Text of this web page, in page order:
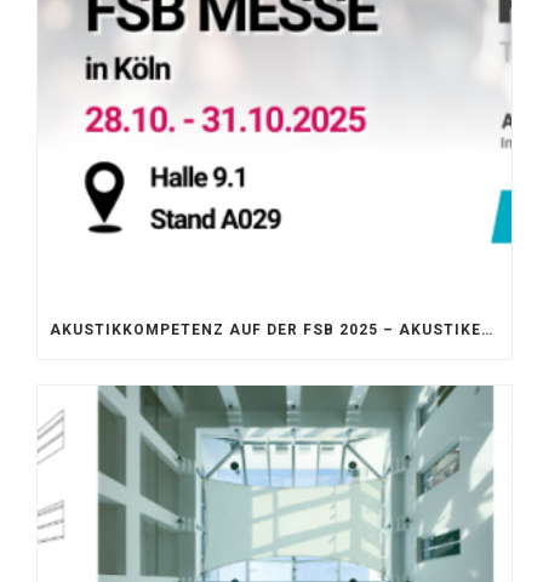
AKUSTIKKOMPETENZ AUF DER FSB 2025 – AKUSTIKELEMENTE FÜR DIE LEBENSRÄUME VON MORGEN